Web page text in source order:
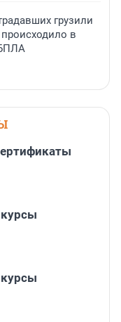
грузили
в